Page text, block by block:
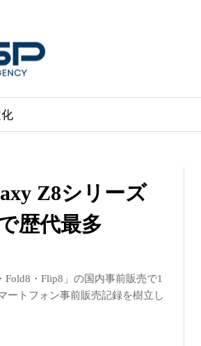
Z8シリーズ
歴代最多
・Flip8」の国内事前販売で1
ートフォン事前販売記録を樹立し